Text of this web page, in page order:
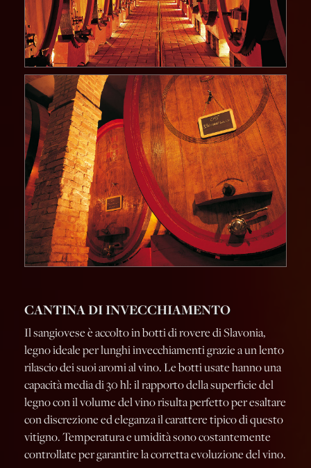
CANTINA DI INVECCHIAMENTO
Il sangiovese è accolto in botti di rovere di Slavonia,
legno ideale per lunghi invecchiamenti grazie a un lento
rilascio dei suoi aromi al vino. Le botti usate hanno una
capacità media di 30 hl: il rapporto della superficie del
legno con il volume del vino risulta perfetto per esaltare
con discrezione ed eleganza il carattere tipico di questo
vitigno. Temperatura e umidità sono costantemente
controllate per garantire la corretta evoluzione del vino.